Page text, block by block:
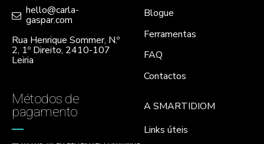
hello@carla-
gaspar.com
Rua Henrique Sommer, N.º
2, 1º Direito, 2410-107
Leiria
Métodos de
pagamento
Blogue
Ferramentas
FAQ
Contactos
A SMARTIDIOM
Links úteis